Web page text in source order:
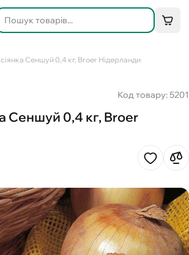
Сеншуй 0,4 кг, Broer Нідерланди
Код товару: 5201
Сеншуй 0,4 кг, Broer